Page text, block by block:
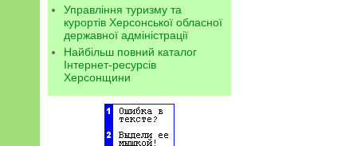
Управління туризму та
курортів Херсонської обласної
державної адміністрації
Найбільш повний каталог
Інтернет-ресурсів
Херсонщини